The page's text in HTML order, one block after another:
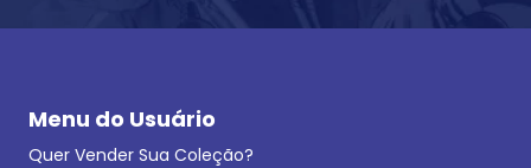
Menu do Usuário
Quer Vender Sua Coleção?